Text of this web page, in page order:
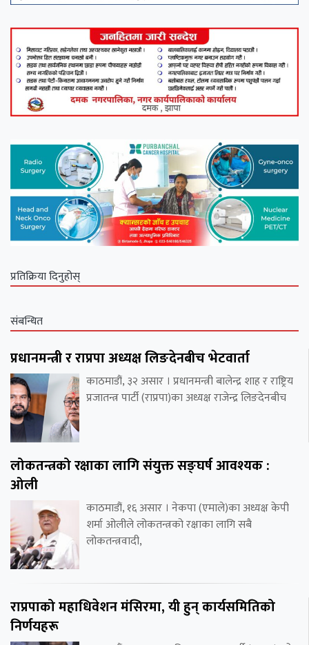
प्रतिक्रिया दिनुहोस्
संबन्धित
प्रधानमन्त्री र राप्रपा अध्यक्ष लिङदेनबीच भेटवार्ता
काठमाडौं, ३२ असार । प्रधानमन्त्री बालेन्द्र शाह र राष्ट्रिय
प्रजातन्त्र पार्टी (राप्रपा)का अध्यक्ष राजेन्द्र लिङदेनबीच
लोकतन्त्रको रक्षाका लागि संयुक्त सङ्घर्ष आवश्यक :
ओली
काठमाडौं, १६ असार । नेकपा (एमाले)का अध्यक्ष केपी
शर्मा ओलीले लोकतन्त्रको रक्षाका लागि सबै
लोकतन्त्रवादी,
राप्रपाको महाधिवेशन मंसिरमा, यी हुन् कार्यसमितिको
निर्णयहरू